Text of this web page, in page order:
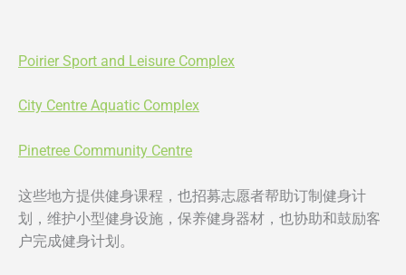
Poirier Sport and Leisure Complex
City Centre Aquatic Complex
Pinetree Community Centre
这些地方提供健身课程，也招募志愿者帮助订制健身计
划，维护小型健身设施，保养健身器材，也协助和鼓励客
户完成健身计划。